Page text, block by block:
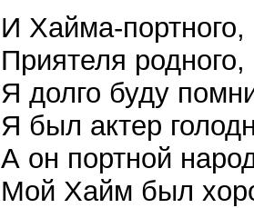
И Хайма-портного,
Приятеля родного,
Я долго буду
Я был актер
А он портной
Мой Хайм был